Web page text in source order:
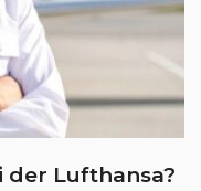
der Lufthansa?